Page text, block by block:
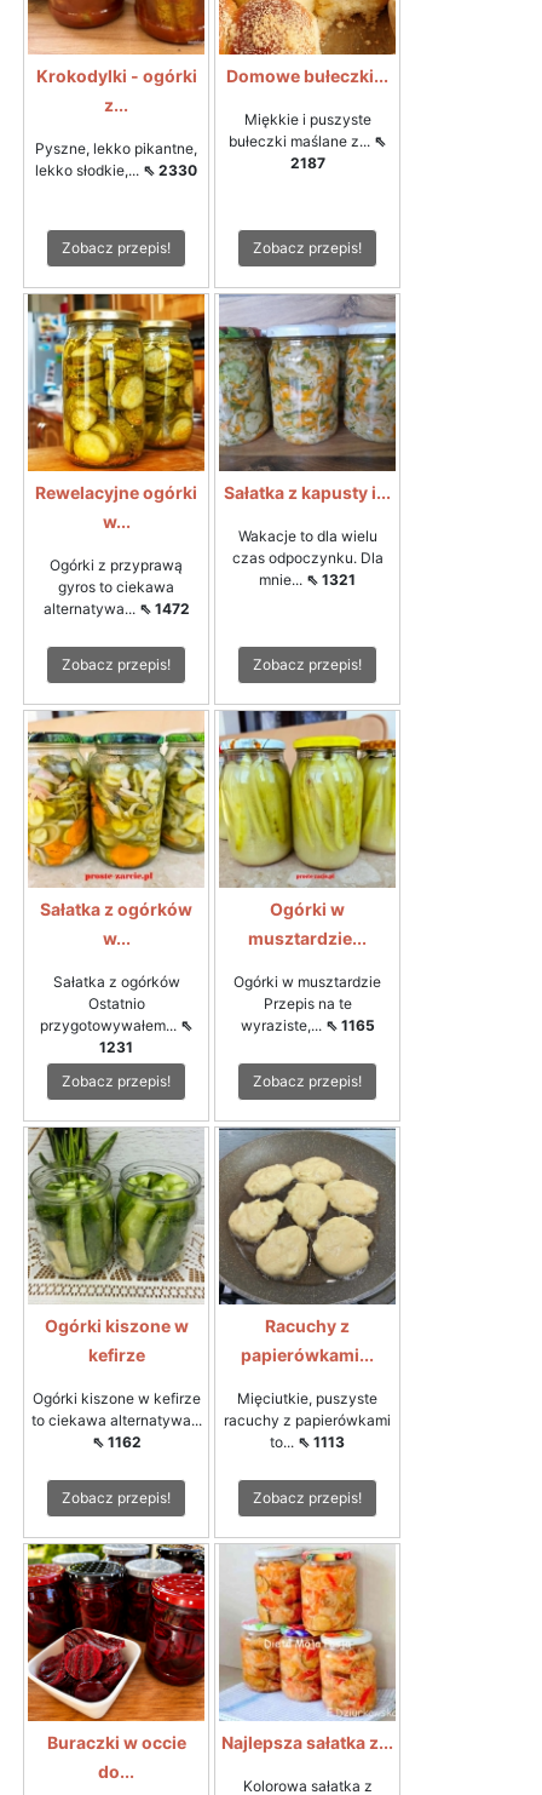
Krokodylki - ogórki
z...
Pyszne, lekko pikantne,
lekko słodkie,... ⇖ 2330
Zobacz przepis!
Domowe bułeczki...
Miękkie i puszyste
bułeczki maślane z... ⇖
2187
Zobacz przepis!
Rewelacyjne ogórki
w...
Ogórki z przyprawą
gyros to ciekawa
alternatywa... ⇖ 1472
Zobacz przepis!
Sałatka z kapusty i...
Wakacje to dla wielu
czas odpoczynku. Dla
mnie... ⇖ 1321
Zobacz przepis!
Sałatka z ogórków
w...
Sałatka z ogórków
Ostatnio
przygotowywałem... ⇖
1231
Zobacz przepis!
Ogórki w
musztardzie...
Ogórki w musztardzie
Przepis na te
wyraziste,... ⇖ 1165
Zobacz przepis!
Ogórki kiszone w
kefirze
Ogórki kiszone w kefirze
to ciekawa alternatywa...
⇖ 1162
Zobacz przepis!
Racuchy z
papierówkami...
Mięciutkie, puszyste
racuchy z papierówkami
to... ⇖ 1113
Zobacz przepis!
Buraczki w occie
do...
Najlepsza sałatka z...
Kolorowa sałatka z